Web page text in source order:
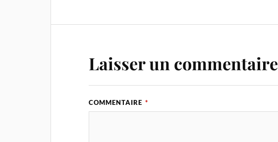
Laisser un commentaire
COMMENTAIRE *